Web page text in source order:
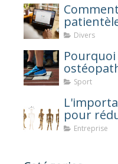
Divers
après
Sport
pour
travail
Entreprise